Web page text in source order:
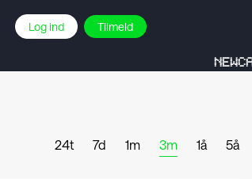
Log ind Tilmeld
24t 7d 1m 3m 1å 5å